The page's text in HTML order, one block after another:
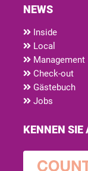
NEWS
Inside
Local
Management
Check-out
Gästebuch
Jobs
KENNEN SIE